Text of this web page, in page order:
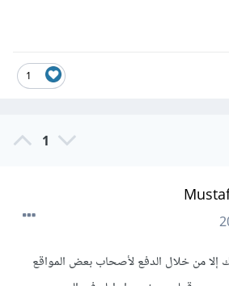
1
1
إلا من خلال الدفع لأصحاب بعض المواقع